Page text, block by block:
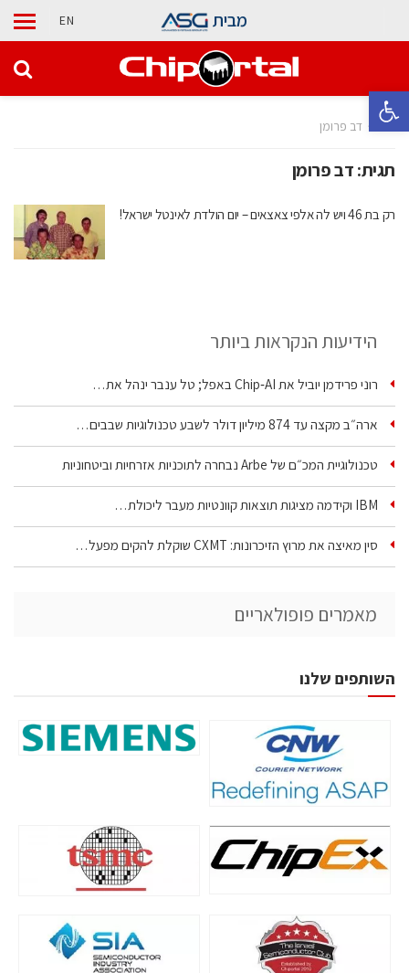
פתח סרגל נגישות
מבית EN
בית דב פרומן
תגית:דב פרומן
רק בת 46 ויש לה אלפי צאצאים – יום הולדת לאינטל ישראל!
הידיעות הנקראות ביותר
רוני פרידמן יוביל את Chip‑AI באפל; טל ענבר ינהל את…
ארה״ב מקצה עד 874 מיליון דולר לשבע טכנולוגיות שבבים…
טכנולוגיית המכ״ם של Arbe נבחרה לתוכניות אזרחיות וביטחוניות
IBM וקידמה מציגות תוצאות קוונטיות מעבר ליכולת…
סין מאיצה את מרוץ הזיכרונות: CXMT שוקלת להקים מפעל…
מאמרים פופולאריים
השותפים שלנו